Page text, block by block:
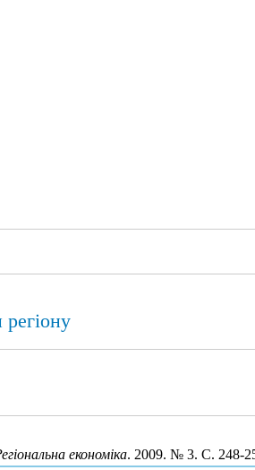
економіка. 2009. № 3. С. 248-